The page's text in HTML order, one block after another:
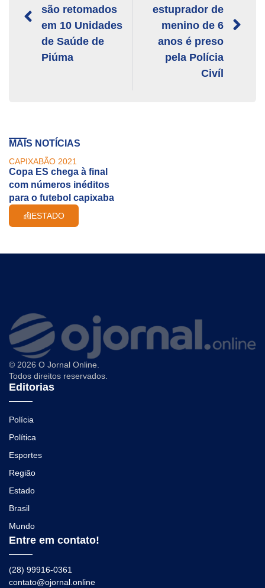
são retomados
em 10 Unidades
de Saúde de
Piúma
estuprador de
menino de 6
anos é preso
pela Polícia
Civíl
MAIS NOTÍCIAS
CAPIXABÃO 2021
Copa ES chega à final
com números inéditos
para o futebol capixaba
ESTADO
© 2026 O Jornal Online.
Todos direitos reservados.
Editorias
Polícia
Política
Esportes
Região
Estado
Brasil
Mundo
Entre em contato!
(28) 99916-0361
contato@ojornal.online